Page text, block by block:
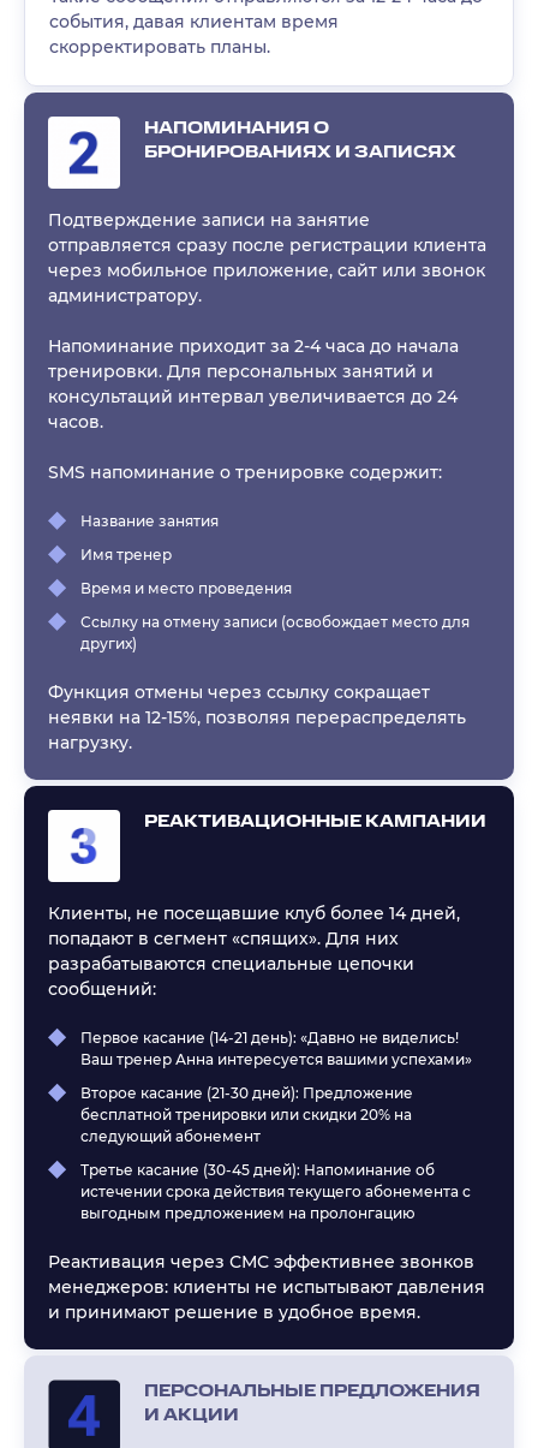
события, давая клиентам время
скорректировать планы.
НАПОМИНАНИЯ О
БРОНИРОВАНИЯХ И ЗАПИСЯХ
Подтверждение записи на занятие
отправляется сразу после регистрации клиента
через мобильное приложение, сайт или звонок
администратору.
Напоминание приходит за 2-4 часа до начала
тренировки. Для персональных занятий и
консультаций интервал увеличивается до 24
часов.
SMS напоминание о тренировке содержит:
Название занятия
Имя тренер
Время и место проведения
Ссылку на отмену записи (освобождает место для
других)
Функция отмены через ссылку сокращает
неявки на 12-15%, позволяя перераспределять
нагрузку.
РЕАКТИВАЦИОННЫЕ КАМПАНИИ
Клиенты, не посещавшие клуб более 14 дней,
попадают в сегмент «спящих». Для них
разрабатываются специальные цепочки
сообщений:
Первое касание (14-21 день): «Давно не виделись!
Ваш тренер Анна интересуется вашими успехами»
Второе касание (21-30 дней): Предложение
бесплатной тренировки или скидки 20% на
следующий абонемент
Третье касание (30-45 дней): Напоминание об
истечении срока действия текущего абонемента с
выгодным предложением на пролонгацию
Реактивация через СМС эффективнее звонков
менеджеров: клиенты не испытывают давления
и принимают решение в удобное время.
ПЕРСОНАЛЬНЫЕ ПРЕДЛОЖЕНИЯ
И АКЦИИ